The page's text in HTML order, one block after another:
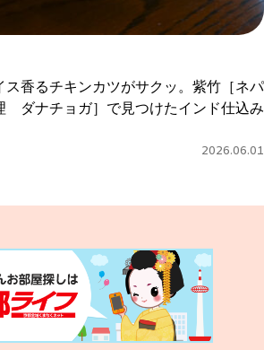
ス香るチキンカツがサクッ。紫竹［ネパ
ダナチョガ］で見つけたインド仕込み
2026.06.01